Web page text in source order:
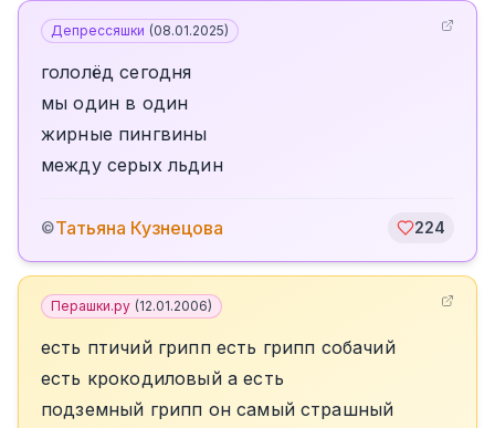
Депрессяшки (08.01.2025)
гололёд сегодня
мы один в один
жирные пингвины
между серых льдин
©Татьяна Кузнецова 224
Перашки.ру (12.01.2006)
есть птичий грипп есть грипп собачий
есть крокодиловый а есть
подземный грипп он самый страшный